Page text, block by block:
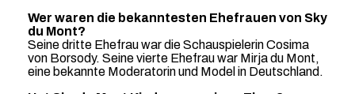
Wer waren die bekanntesten Ehefrauen von Sky
du Mont?
Seine dritte Ehefrau war die Schauspielerin Cosima
von Borsody. Seine vierte Ehefrau war Mirja du Mont,
eine bekannte Moderatorin und Model in Deutschland.